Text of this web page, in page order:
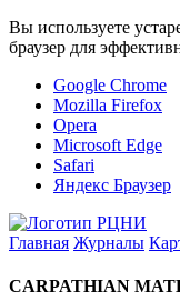
Вы используете
браузер для
Google Chrome
Mozilla Firefox
Opera
Microsoft Edge
Safari
Яндекс Браузер
Главная Журналы
CARPATHIAN